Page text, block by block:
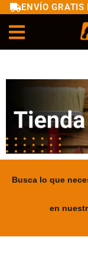
ENVÍO
Busca lo que
en